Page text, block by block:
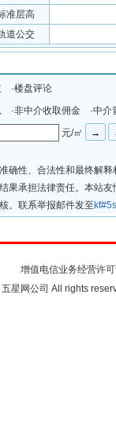
准层高
道公交
·楼盘评论
非中介收取佣金 ·中介
元/㎡
确性、合法性和最终解
果承担法律责任。本站
。联系举报邮件发至
增值电信业务经营许
五星网公司 All rights